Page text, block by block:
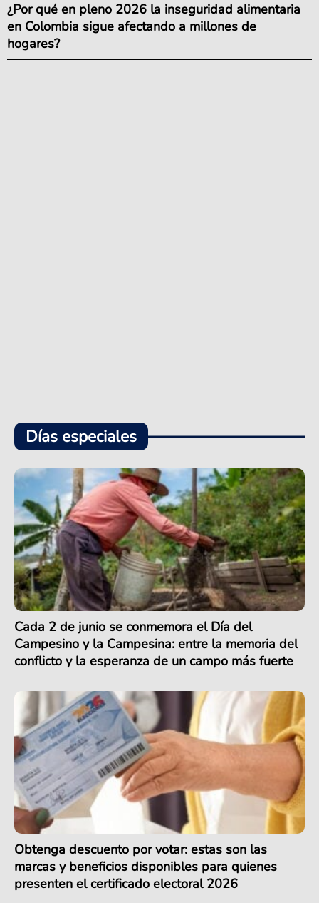
¿Por qué en pleno 2026 la inseguridad alimentaria
en Colombia sigue afectando a millones de
hogares?
Días especiales
Cada 2 de junio se conmemora el Día del
Campesino y la Campesina: entre la memoria del
conflicto y la esperanza de un campo más fuerte
Obtenga descuento por votar: estas son las
marcas y beneficios disponibles para quienes
presenten el certificado electoral 2026